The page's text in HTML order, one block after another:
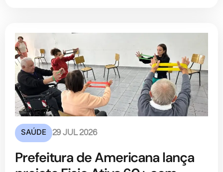
SAÚDE 29 JUL 2026
Prefeitura de Americana lança